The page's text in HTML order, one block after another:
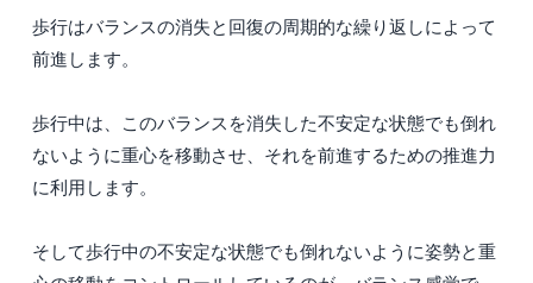
歩行はバランスの消失と回復の周期的な繰り返しによって
前進します。
歩行中は、このバランスを消失した不安定な状態でも倒れ
ないように重心を移動させ、それを前進するための推進力
に利用します。
そして歩行中の不安定な状態でも倒れないように姿勢と重